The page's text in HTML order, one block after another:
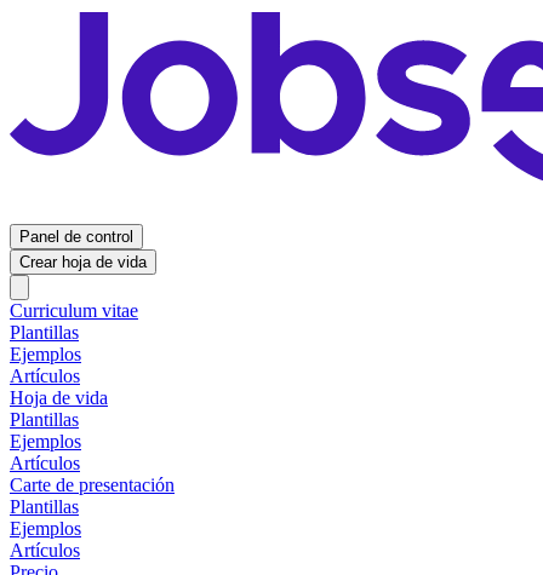
Panel de control
Crear hoja de vida
Curriculum vitae
Plantillas
Ejemplos
Artículos
Hoja de vida
Plantillas
Ejemplos
Artículos
Carte de presentación
Plantillas
Ejemplos
Artículos